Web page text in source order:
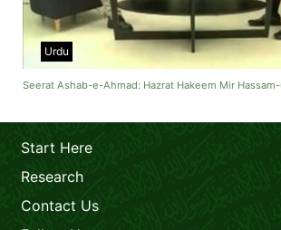
Urdu
Seerat Ashab-e-Ahmad: Hazrat Hakeem Mir
Start Here
Research
Contact Us